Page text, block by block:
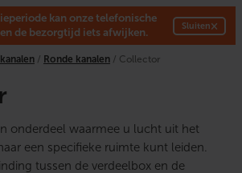
kan onze telefonische
de bezorgtijd iets afwijken.
Sluiten×
/ Ronde kanalen / Collector
onderdeel waarmee u lucht uit het
een specifieke ruimte kunt leiden.
tussen de verdeelbox en de